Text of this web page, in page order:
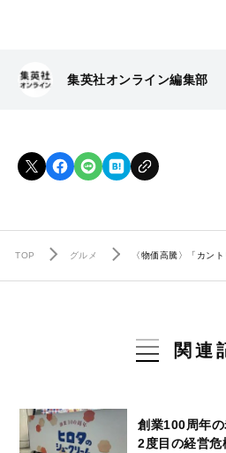
集英社オンライン編集部
TOP グルメ 〈物価高騰〉「カン
関連
創業100周年
2度目の経営